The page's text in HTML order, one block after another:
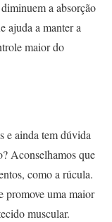
a absorção
ajuda a manter a
maior do
e ainda tem dúvida
Aconselhamos que
como a rúcula.
promove uma maior
muscular.